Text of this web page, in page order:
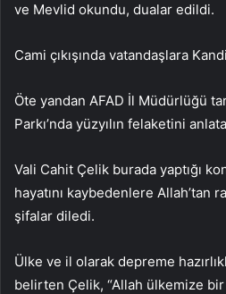
ve Mevlid okundu, dualar edildi.
Cami çıkışında vatandaşlara
Öte yandan AFAD İl Müdürlüğü
Parkı’nda yüzyılın felaketini
Vali Cahit Çelik burada yaptığı
hayatını kaybedenlere Allah’tan
şifalar diledi.
Ülke ve il olarak depreme
belirten Çelik, “Allah ülkemize bir